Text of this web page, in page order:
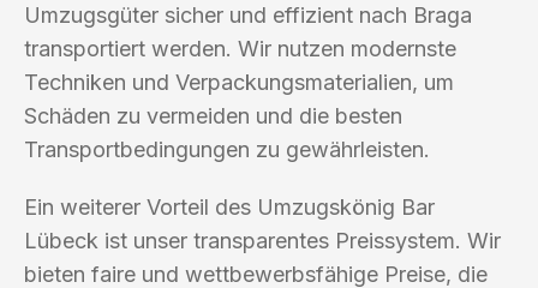
Umzugsgüter sicher und effizient nach Braga
transportiert werden. Wir nutzen modernste
Techniken und Verpackungsmaterialien, um
Schäden zu vermeiden und die besten
Transportbedingungen zu gewährleisten.
Ein weiterer Vorteil des Umzugskönig Bar
Lübeck ist unser transparentes Preissystem. Wir
bieten faire und wettbewerbsfähige Preise, die